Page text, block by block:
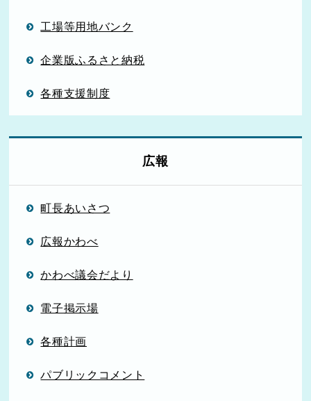
工場等用地バンク
企業版ふるさと納税
各種支援制度
広報
町長あいさつ
広報かわべ
かわべ議会だより
電子掲示場
各種計画
パブリックコメント